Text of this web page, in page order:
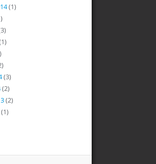
(1)
(3)
(2)
(2)
(1)